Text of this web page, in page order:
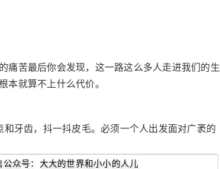
痛苦最后你会发现，这一路这么多人走进我们的生
本就算不上什么代价。
牙齿，抖一抖皮毛。必须一个人出发面对广袤的
众号：大大的世界和小小的人儿